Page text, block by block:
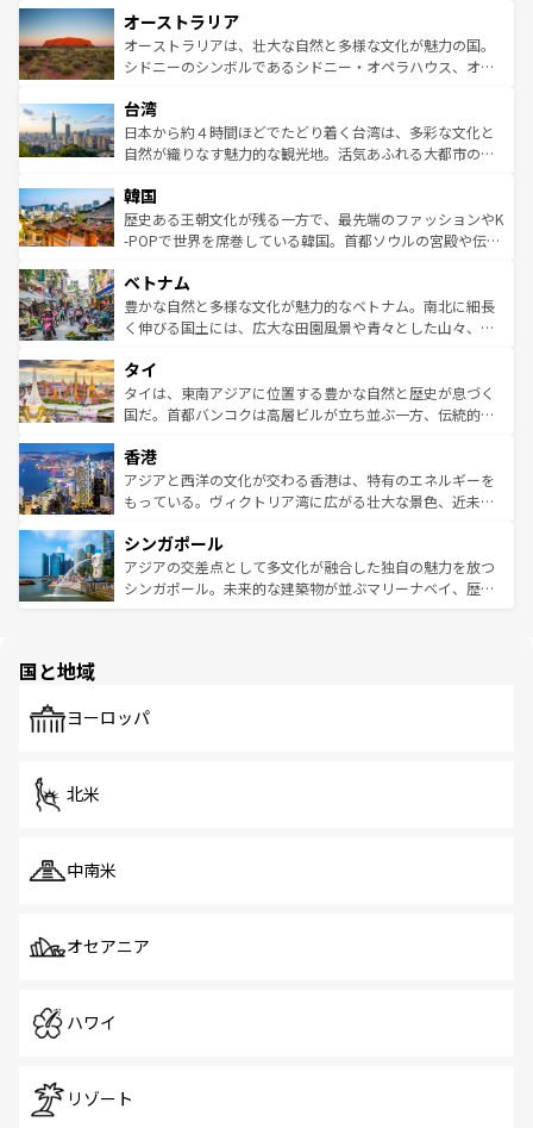
部のニューオーリンズでは、音楽と美食が融合した独特の
文化が魅力。旅行者はアメリカの各地域で異なる魅力を楽
しみながら、その多様性と豊かな歴史を感じることができ
ならではの贅沢な旅のスタイルだ。 なお、新着のアメリカ
情報はコンテンツ一覧を参照してほしい。
ワイ島は見逃せない。また、定番の観光地といえばオアフ
島だが、静かな自然を求めるならマウイ島やカウアイ島が
おすすめ。エメラルドグリーンに輝く海をはじめ、豊かな
れるおもてなしの心で訪れる人々を迎えてくれるハワイの
人々、おいしいローカルフードやハワイアンミュージッ
ク、伝統的なフラダンスなど、すべてがハワイの魅力を彩
ワイを、存分に味わってほしい。 なお、新着のハワイ情報
はコンテンツ一覧を参照してほしい。
オーストラリア
オーストラリアは、壮大な自然と多様な文化が魅力の国。
シドニーのシンボルであるシドニー・オペラハウス、オー
リアリーフや大陸中央部にそびえるウルル（エアーズロッ
ク）、タスマニアの美しい原生林やケアンズの熱帯雨林な
ど、見どころがたくさん。また、カフェやワイン、オージ
いる。アクティビティも充実しており、サーフィンやダイ
ビング、ハイキングなど、アウトドア好きにはたまらな
い。オーストラリアの多彩な魅力を存分に味わいつくそ
参照してほしい。
台湾
日本から約４時間ほどでたどり着く台湾は、多彩な文化と
自然が織りなす魅力的な観光地。活気あふれる大都市の台
ン）、静ひつな山岳地帯である台湾東部など、都市の喧騒
と山間の静けさが共存しており、訪れる人に新しい発見と
驚きをもたらしてくれる。また、奥深い台湾の食文化も魅
容にもいいと評判のスイーツなど、バラエティ豊かな料理
が味わえる。 なお、新着の台湾情報は コンテンツ一覧を参
照してほしい。
韓国
歴史ある王朝文化が残る一方で、最先端のファッションやK
-POPで世界を席巻している韓国。首都ソウルの宮殿や伝統
き、地方に足を延ばせば四季折々の自然美を楽しむことが
できる。そして、キムチや焼肉、絶品のストリートフード
まで、さまざまな韓国料理が待っている。夜には、韓国な
リティに包まれながら、韓国の多彩な魅力を心ゆくまで味
わってみてほしい。 なお、新着の韓国情報はコンテンツ一
覧を参照してほしい。
ベトナム
豊かな自然と多様な文化が魅力的なベトナム。南北に細長
く伸びる国土には、広大な田園風景や青々とした山々、世
急速な発展と共に伝統が息づく。ハノイの古い町並みやホ
ーチミン市のフランス統治時代の建物も、独特の雰囲気を
醸し出している。また、バラエティの豊かさとおいしさで
とつ。フォーやバインミー、ベトナムコーヒーなどは、ぜ
ひ現地で味わいたい。どの地域を訪れてもあたたかい人々
が旅行者を迎えてくれるので、きっと忘れられない旅にな
参照してほしい。
タイ
タイは、東南アジアに位置する豊かな自然と歴史が息づく
国だ。首都バンコクは高層ビルが立ち並ぶ一方、伝統的な
の活気が交差している。北部ではチェンマイなどの山岳地
帯で自然と触れ合い、南部ではプーケットやクラビの美し
いビーチでリゾート気分を楽しむことができる。タイ料理
激する。気候は一年中温暖で、どの季節にも異なる楽しみ
が待っている。親しみやすいタイの人々、仏教を中心とし
た文化、そして多様な観光資源が、訪れる旅人を魅了し続
香港
アジアと西洋の文化が交わる香港は、特有のエネルギーを
もっている。ヴィクトリア湾に広がる壮大な景色、近未来
み、どこを訪れても感動するはず。観光スポットが密集し
ており、効率よく見どころを回れるのも魅力。息をのむよ
うな絶景から文化的な体験まで、香港を存分に楽しみ尽く
シンガポール
アジアの交差点として多文化が融合した独自の魅力を放つ
シンガポール。未来的な建築物が並ぶマリーナベイ、歴史
で、ホーカーズは地元の風情を楽しめる外せないスポット
国と地域
ヨーロッパ
北米
中南米
オセアニア
ハワイ
リゾート